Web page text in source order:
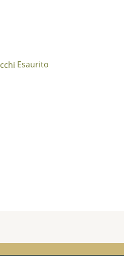
Esaurito